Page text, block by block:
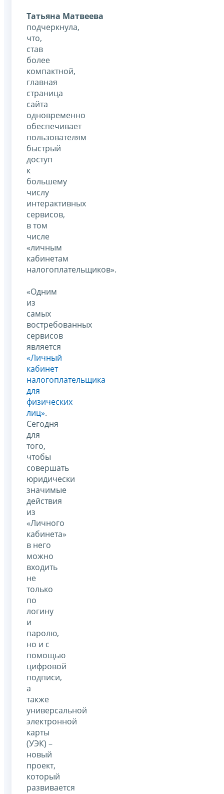
Татьяна Матвеева
подчеркнула,
что,
став
более
компактной,
главная
страница
сайта
одновременно
обеспечивает
пользователям
быстрый
доступ
к
большему
числу
интерактивных
сервисов,
в том
числе
«личным
кабинетам
налогоплательщиков».
«Одним
из
самых
востребованных
сервисов
является
«Личный
кабинет
налогоплательщика
для
физических
лиц».
Сегодня
для
того,
чтобы
совершать
юридически
значимые
действия
из
«Личного
кабинета»
в него
можно
входить
не
только
по
логину
и
паролю,
но и с
помощью
цифровой
подписи,
а
также
универсальной
электронной
карты
(УЭК) –
новый
проект,
который
развивается